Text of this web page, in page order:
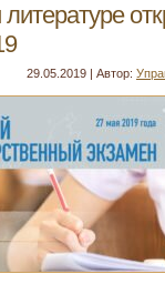
29.05.2019 | Автор: